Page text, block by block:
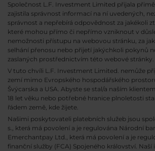
Společnost L.F. Investment Limited přijala
zajistila správnost informací na ní uvedených,
správnost a nepřebírá odpovědnost za jakékoli
které mohou přímo či nepřímo vzniknout v
nemožnosti přístupu na webovou stránku, za
selhání přenosu nebo přijetí jakýchkoli pokynů
zaslaných prostřednictvím této webové stránky.
V tuto chvíli L.F. Investment Limited. nemůže
zemí mimo Evropského hospodářského
Švýcarska a USA. Abyste se stal/a naším
18 let věku nebo potřebné hranice plnoletosti
řádem země, kde žijete.
Našimi poskytovateli platebních služeb jsou
s., která má povolení a je regulována Národní
Emerchantpay Ltd., která má povolení a je
finanční služby (FCA) Spojeného království.